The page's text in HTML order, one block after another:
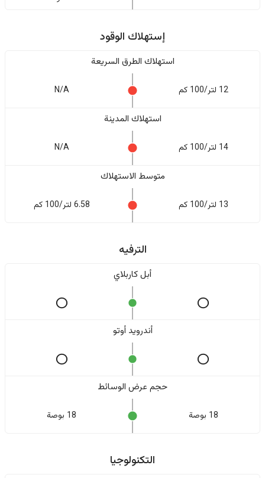
إستهلاك الوقود
استهلاك الطرق السريعة
12 لتر/100 كم N/A
استهلاك المدينة
14 لتر/100 كم N/A
متوسط الاستهلاك
13 لتر/100 كم 6.58 لتر/100 كم
الترفيه
أبل كاربلاي
أندرويد أوتو
حجم عرض الوسائط
18 بوصة 18 بوصة
التكنولوجيا